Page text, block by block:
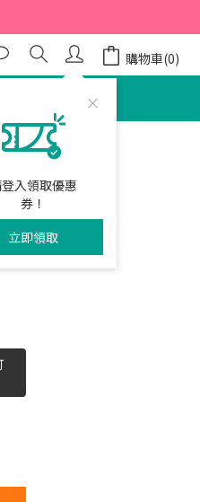
入領取優惠
券！
立即領取
購物車(0)
立即購買